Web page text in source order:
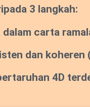
3 langkah:
carta
dan koheren
4D